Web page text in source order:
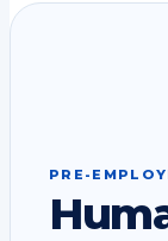
PRE-